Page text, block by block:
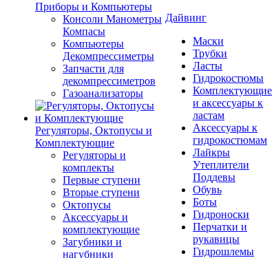
Приборы и Компьютеры
Консоли Манометры
Компасы
Компьютеры
Декомпрессиметры
Запчасти для
декомпрессиметров
Газоанализаторы
Регуляторы, Октопусы и
Комплектующие
Регуляторы и
комплекты
Первые ступени
Вторые ступени
Октопусы
Аксессуары и
комплектующие
Загубники и
нагубники
Дайвинг
Маски
Трубки
Ласты
Гидрокостюмы
Комплектующие
и аксессуары к
ластам
Аксессуары к
гидрокостюмам
Лайкры
Утеплители
Поддевы
Обувь
Боты
Гидроноски
Перчатки и
рукавицы
Гидрошлемы